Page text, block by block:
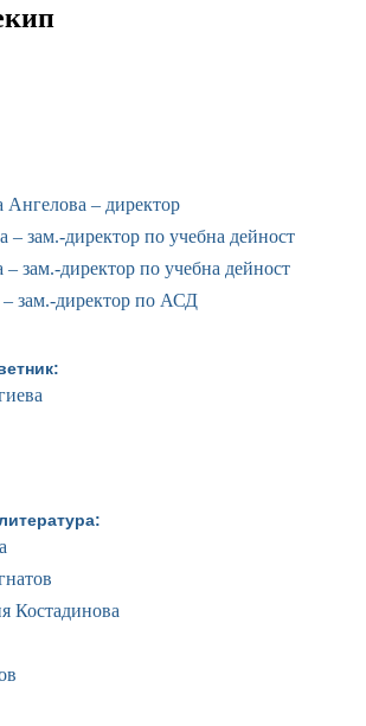
– директор
– зам.-директор по учебна дейност
зам.-директор по учебна дейност
зам.-директор по АСД
Костадинова